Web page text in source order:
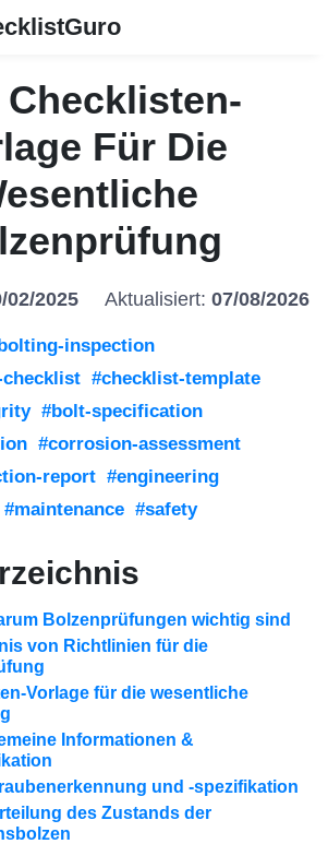
Checklisten-
Für Die
02/2025 Aktualisiert: 07/08/2026
inspection
#checklist-template
#bolt-specification
#corrosion-assessment
report #engineering
#maintenance #safety
Bolzenprüfungen wichtig sind
von Richtlinien für die
Vorlage für die wesentliche
Informationen &
und -spezifikation
des Zustands der